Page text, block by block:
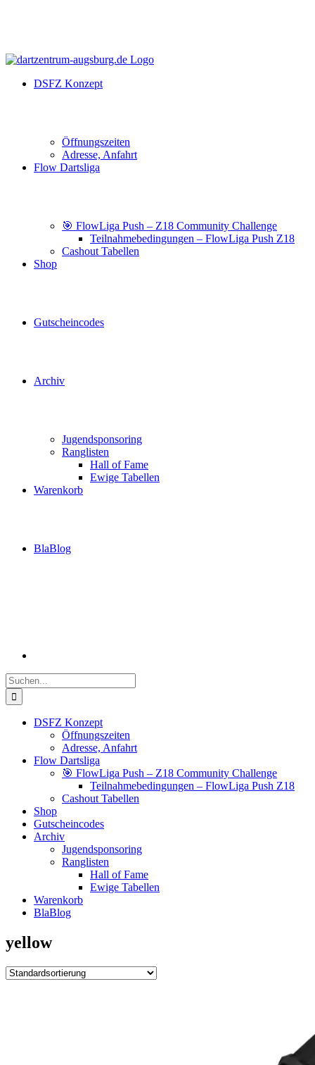
DSFZ Konzept
Öffnungszeiten
Adresse, Anfahrt
Flow Dartsliga
🎯 FlowLiga Push – Z18 Community Challenge
Teilnahmebedingungen – FlowLiga Push Z18
Cashout Tabellen
Shop
Gutscheincodes
Archiv
Jugendsponsoring
Ranglisten
Hall of Fame
Ewige Tabellen
Warenkorb
BlaBlog
Suche
nach:
DSFZ Konzept
Öffnungszeiten
Adresse, Anfahrt
Flow Dartsliga
🎯 FlowLiga Push – Z18 Community Challenge
Teilnahmebedingungen – FlowLiga Push Z18
Cashout Tabellen
Shop
Gutscheincodes
Archiv
Jugendsponsoring
Ranglisten
Hall of Fame
Ewige Tabellen
Warenkorb
BlaBlog
yellow